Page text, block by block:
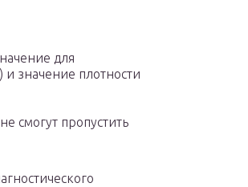
для
значение плотности
смогут пропустить